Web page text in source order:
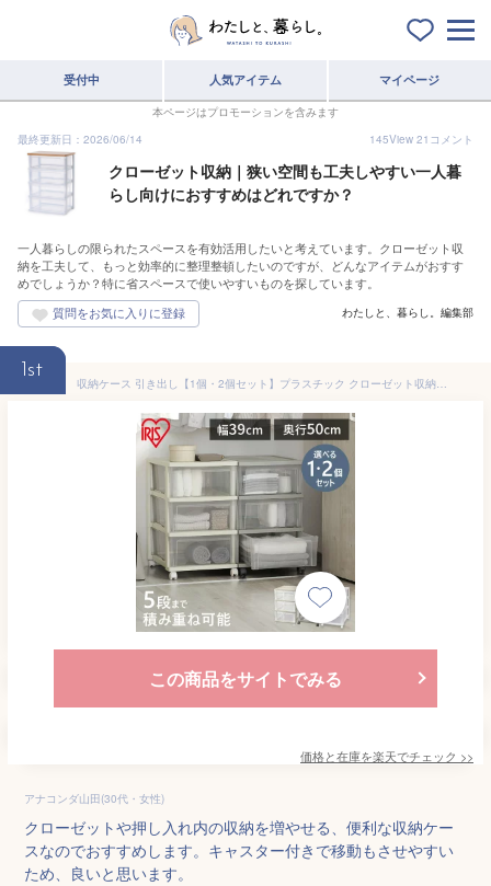
受付中 人気アイテム マイページ
本ページはプロモーションを含みます
最終更新日：2026/06/14
145View 21 コメント
クローゼット収納｜狭い空間も工夫しやすい一人暮
らし向けにおすすめはどれですか？
一人暮らしの限られたスペースを有効活用したいと考えています。クローゼット収
納を工夫して、もっと効率的に整理整頓したいのですが、どんなアイテムがおすす
めでしょうか？特に省スペースで使いやすいものを探しています。
わたしと、暮らし。編集部
1st
収納ケース 引き出し【1個・2個セット】プラスチック クローゼット収納 押入れ収納 衣類収納 クリアチェスト 押入れチェスト 積み重ね 衣替え 衣装ケース キャスター付き ひとり暮らし アイリスオーヤマ NSCLZ503
この商品をサイトでみる
価格と在庫を楽天でチェック >>
アナコンダ山田(30代・女性)
クローゼットや押し入れ内の収納を増やせる、便利な収納ケー
スなのでおすすめします。キャスター付きで移動もさせやすい
ため、良いと思います。